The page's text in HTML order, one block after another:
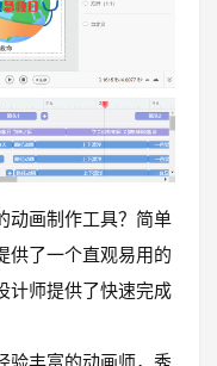
动画制作工具？简单
供了一个直观易用的
计师提供了快速完成